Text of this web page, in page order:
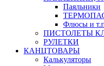
Паяльники
Флюсы и
ПИСТОЛЕТЫ
РУЛЕТКИ
КАНЦТОВАРЫ
Калькуляторы